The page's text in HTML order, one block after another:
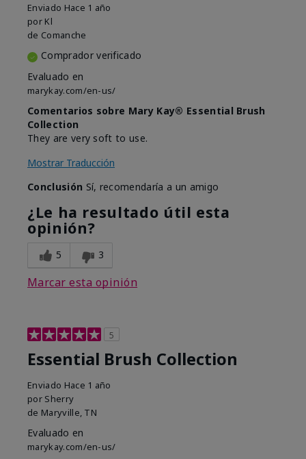
Enviado Hace 1 año
por Kl
de Comanche
Comprador verificado
Evaluado en
marykay.com/en-us/
Comentarios sobre Mary Kay® Essential Brush
Collection
They are very soft to use.
Mostrar Traducción
Conclusión Sí, recomendaría a un amigo
¿Le ha resultado útil esta
opinión?
5 3
Marcar esta opinión
5
Essential Brush Collection
Enviado Hace 1 año
por Sherry
de Maryville, TN
Evaluado en
marykay.com/en-us/